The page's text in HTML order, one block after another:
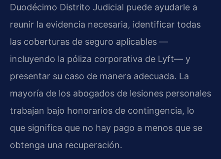
Duodécimo Distrito Judicial puede ayudarle a
reunir la evidencia necesaria, identificar todas
las coberturas de seguro aplicables —
incluyendo la póliza corporativa de Lyft— y
presentar su caso de manera adecuada. La
mayoría de los abogados de lesiones personales
trabajan bajo honorarios de contingencia, lo
que significa que no hay pago a menos que se
obtenga una recuperación.